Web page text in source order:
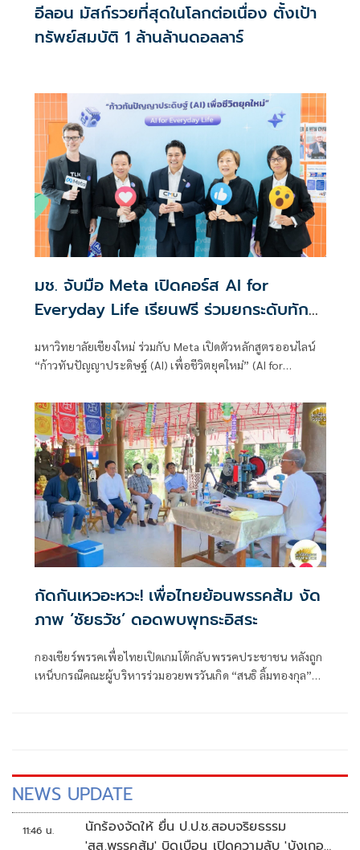
อีลอน มัสก์รวยที่สุดในโลกต่อเนื่อง ตั้งเป้า
ทรัพย์สมบัติ 1 ล้านล้านดอลลาร์
มช. จับมือ Meta เปิดคอร์ส AI for
Everyday Life เรียนฟรี ร่วมยกระดับทักษะ
มหาวิทยาลัยเชียงใหม่ ร่วมกับ Meta เปิดตัวหลักสูตรออนไลน์
“ก้าวทันปัญญาประดิษฐ์ (AI) เพื่อชีวิตยุคใหม่” (AI for
ประดิษฐ์
กัดกันเหวอะหวะ! เพื่อไทยย้อนพรรคส้ม งัด
ภาพ ‘ชัยธวัช’ ดอดพบพุทธะอิสระ
กองเชียร์พรรคเพื่อไทยเปิดเกมโต้กลับพรรคประชาชน หลังถูก
เหน็บกรณีคณะผู้บริหารร่วมอวยพรวันเกิด “สนธิ ลิ้มทองกุล”
NEWS UPDATE
11:46 น.
นักร้องจัดให้ ยื่น ป.ป.ช.สอบจริยธรรม
'สส.พรรคส้ม' บิดเบือน เปิดความลับ 'บังเกอร์